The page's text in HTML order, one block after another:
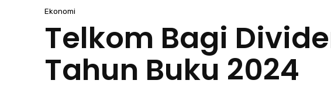
Ekonomi
Telkom Bagi
Tahun Buku 2024